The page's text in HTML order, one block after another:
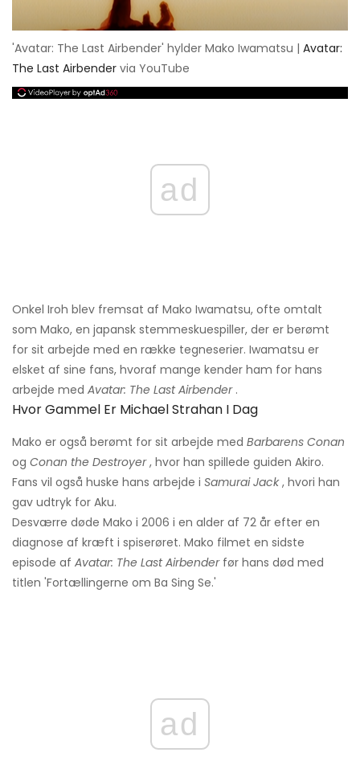
'Avatar: The Last Airbender' hylder Mako Iwamatsu | Avatar:
The Last Airbender via YouTube
ad
Onkel Iroh blev fremsat af Mako Iwamatsu, ofte omtalt
som Mako, en japansk stemmeskuespiller, der er berømt
for sit arbejde med en række tegneserier. Iwamatsu er
elsket af sine fans, hvoraf mange kender ham for hans
arbejde med Avatar: The Last Airbender.
Hvor Gammel Er Michael Strahan I Dag
Mako er også berømt for sit arbejde med Barbarens Conan
og Conan the Destroyer, hvor han spillede guiden Akiro.
Fans vil også huske hans arbejde i Samurai Jack, hvori han
gav udtryk for Aku.
Desværre døde Mako i 2006 i en alder af 72 år efter en
diagnose af kræft i spiserøret. Mako filmet en sidste
episode af Avatar: The Last Airbenderfør hans død med
titlen 'Fortællingerne om Ba Sing Se.'
ad